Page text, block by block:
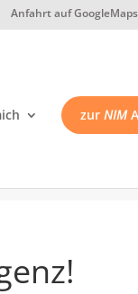
Anfahrt auf GoogleMaps
zur NIM